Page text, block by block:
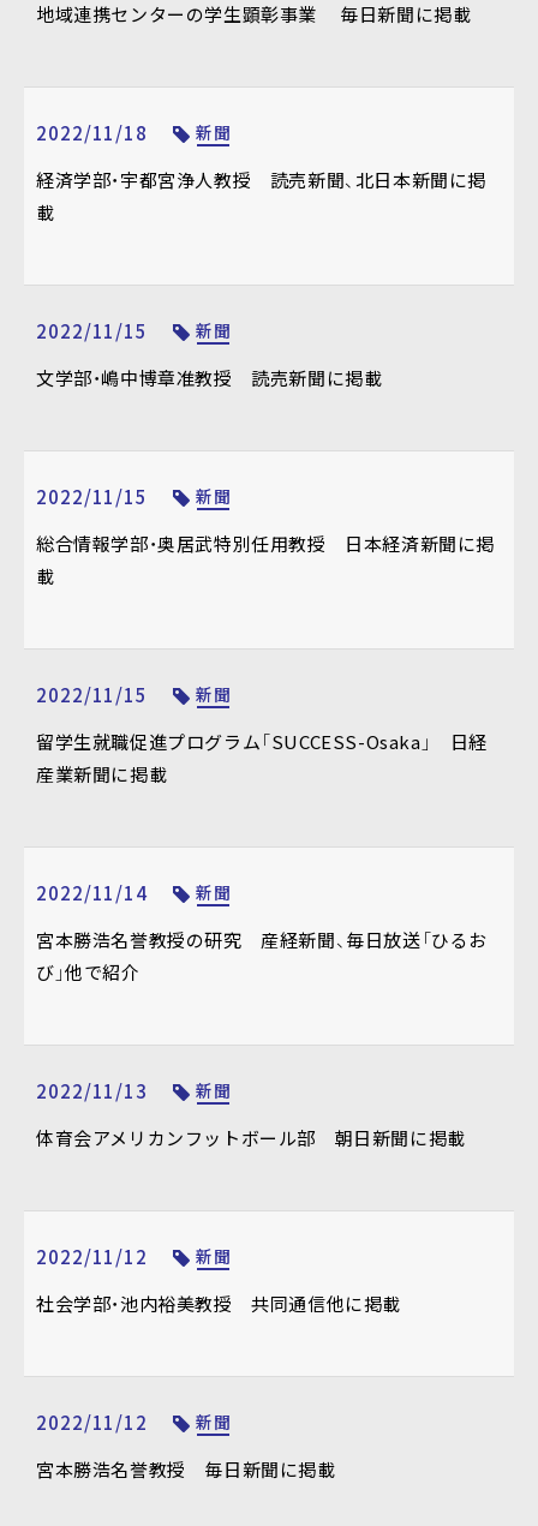
地域連携センターの学生顕彰事業 毎日新聞に掲載
2022/11/18 新聞
経済学部・宇都宮浄人教授 読売新聞、北日本新聞に掲
載
2022/11/15 新聞
文学部・嶋中博章准教授 読売新聞に掲載
2022/11/15 新聞
総合情報学部・奥居武特別任用教授 日本経済新聞に掲
載
2022/11/15 新聞
留学生就職促進プログラム「SUCCESS-Osaka」 日経
産業新聞に掲載
2022/11/14 新聞
宮本勝浩名誉教授の研究 産経新聞、毎日放送「ひるお
び」他で紹介
2022/11/13 新聞
体育会アメリカンフットボール部 朝日新聞に掲載
2022/11/12 新聞
社会学部・池内裕美教授 共同通信他に掲載
2022/11/12 新聞
宮本勝浩名誉教授 毎日新聞に掲載